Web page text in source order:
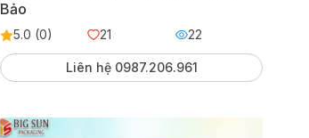
Bảo
5.0 (0) 21 22
Liên hệ 0987.206.961